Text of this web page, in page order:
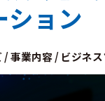
ション
/事業内容/ ビジネ